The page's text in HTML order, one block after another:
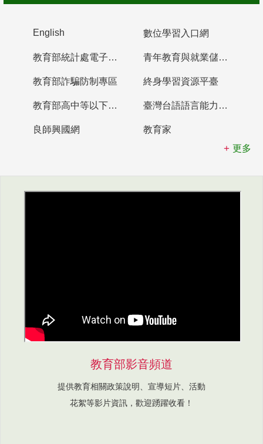
English 數位學習入口網
教育部統計處電子書櫃 青年教育與就業儲蓄帳戶
教育部詐騙防制專區 終身學習資源平臺
教育部高中等以下學校及幼兒園教師資格檢定考試 臺灣台語語言能力認證網站
良師興國網
教育家
更多
教育部影音頻道
提供教育相關政策說明、宣導短片、活動
花絮等影片資訊，歡迎踴躍收看！